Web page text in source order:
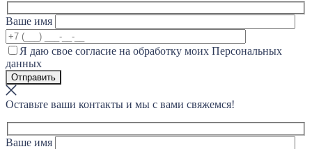
Ваше имя
Я даю свое согласие на обработку моих Персональных
данных
Оставьте ваши контакты и мы с вами свяжемся!
Ваше имя